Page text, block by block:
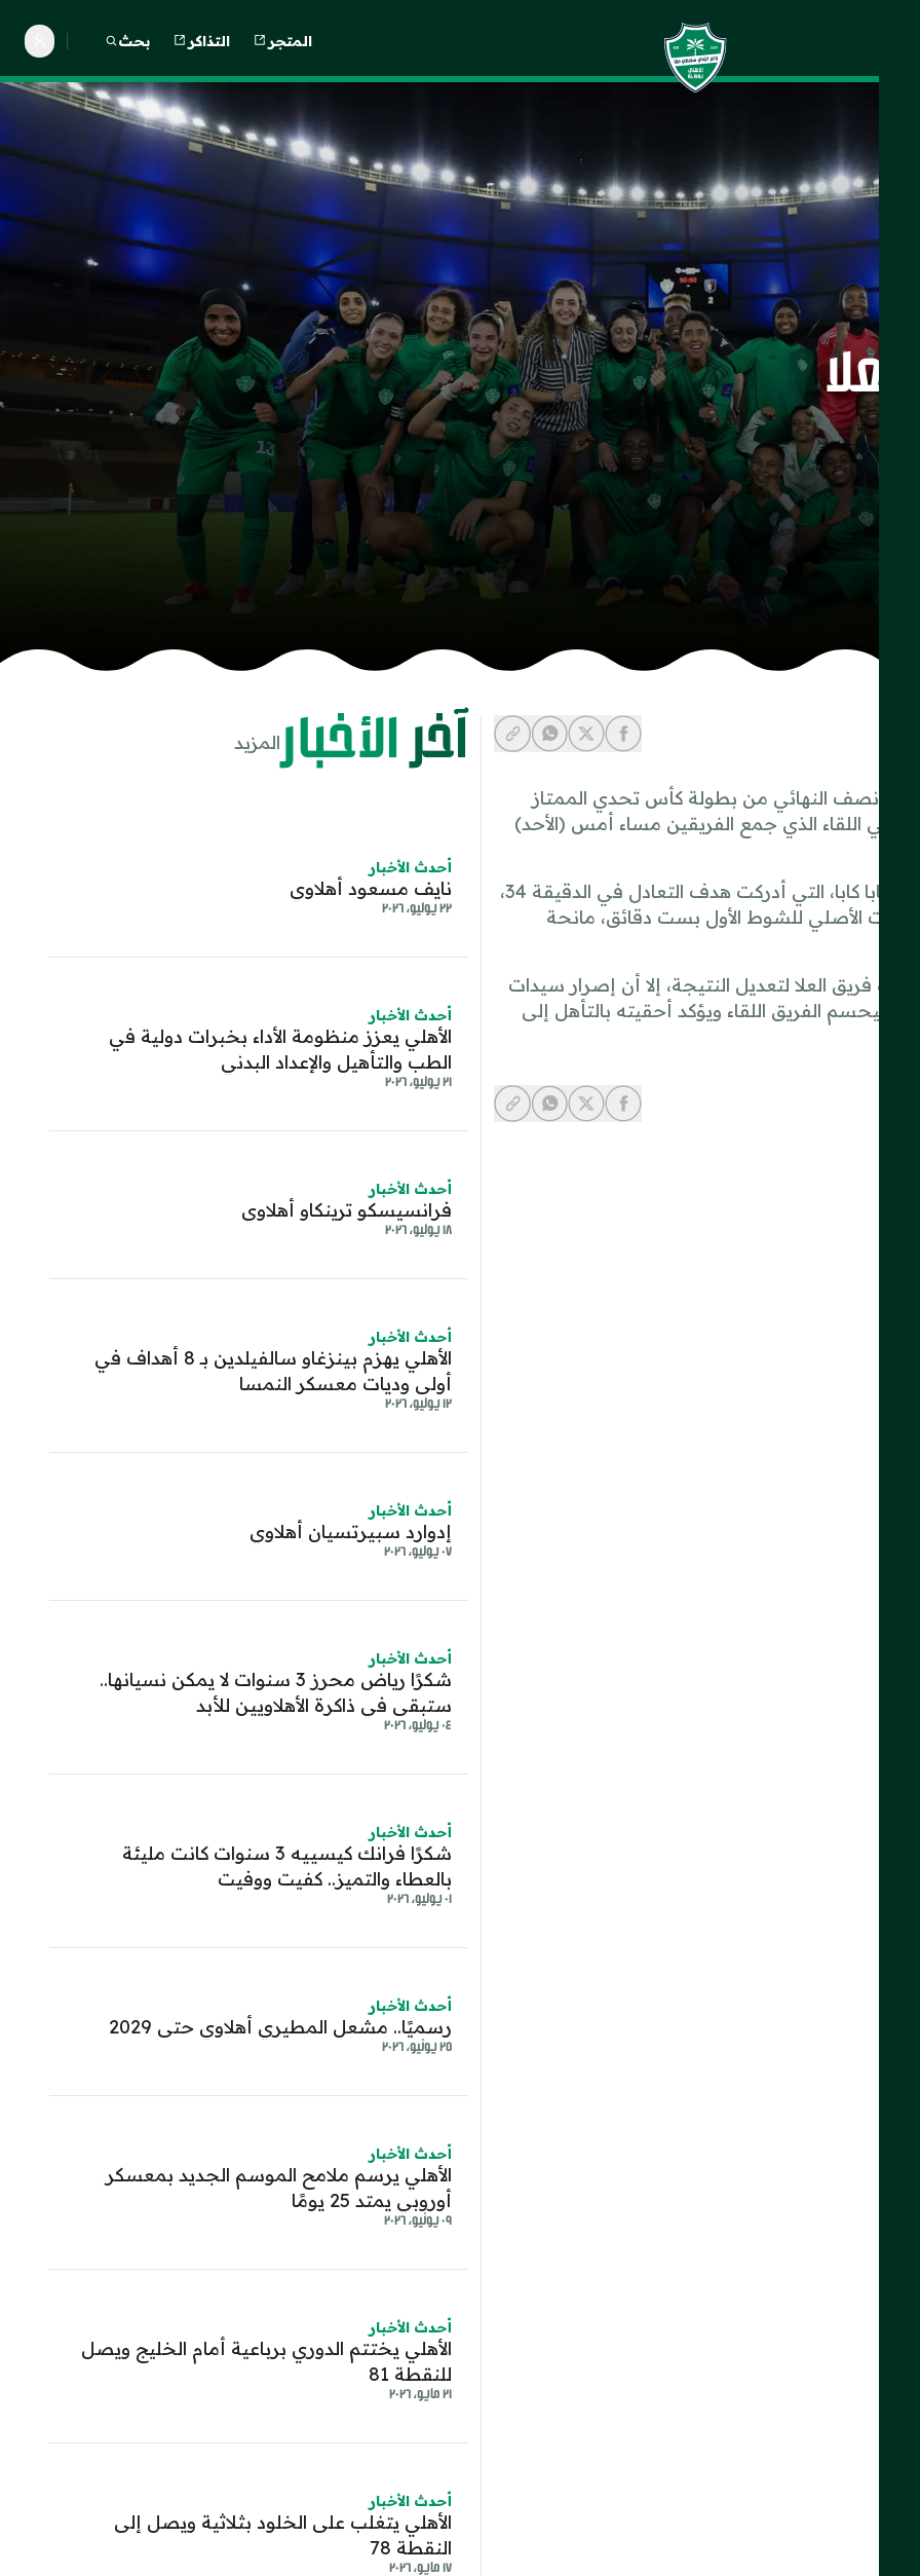
المتجر التذاكر بحث
share-whatsapp
share-copy-link
الدور نصف النهائي من بطولة كأس تحدي الممتاز
للسيدات، عقب فوزه المثير على فريق العلا بنتيجة 3-2، في اللقاء الذي جمع الفريقين مساء أمس (الأحد)
وجاءت بداية التفوق الأهلاوي عبر اللاعبة الأنغولية نعومي كابا كابا، التي أدركت هدف التعادل في الدقيقة 34،
الوقت الأصلي للشوط الأول بست دقائق، مانحة
فريق العلا لتعديل النتيجة، إلا أن إصرار سيدات
الفريق اللقاء ويؤكد أحقيته بالتأهل إلى
share-whatsapp
share-copy-link
آخر الأخبار المزيد
أحدث الأخبار
نايف مسعود أهلاوي
٢٢ يوليو، ٢٠٢٦
أحدث الأخبار
الأهلي يعزز منظومة الأداء بخبرات دولية في
الطب والتأهيل والإعداد البدني
٢١ يوليو، ٢٠٢٦
أحدث الأخبار
فرانسيسكو ترينكاو أهلاوي
١٨ يوليو، ٢٠٢٦
أحدث الأخبار
الأهلي يهزم بينزغاو سالفيلدين بـ 8 أهداف في
أولى وديات معسكر النمسا
١٢ يوليو، ٢٠٢٦
أحدث الأخبار
إدوارد سبيرتسيان أهلاوي
٠٧ يوليو، ٢٠٢٦
أحدث الأخبار
شكرًا رياض محرز 3 سنوات لا يمكن نسيانها..
ستبقى في ذاكرة الأهلاويين للأبد
٠٤ يوليو، ٢٠٢٦
أحدث الأخبار
شكرًا فرانك كيسييه 3 سنوات كانت مليئة
بالعطاء والتميز.. كفيت ووفيت
٠١ يوليو، ٢٠٢٦
أحدث الأخبار
رسميًا.. مشعل المطيري أهلاوي حتى 2029
٢٥ يونيو، ٢٠٢٦
أحدث الأخبار
الأهلي يرسم ملامح الموسم الجديد بمعسكر
أوروبي يمتد 25 يومًا
٠٩ يونيو، ٢٠٢٦
أحدث الأخبار
الأهلي يختتم الدوري برباعية أمام الخليج ويصل
للنقطة 81
٢١ مايو، ٢٠٢٦
أحدث الأخبار
الأهلي يتغلب على الخلود بثلاثية ويصل إلى
النقطة 78
١٧ مايو، ٢٠٢٦